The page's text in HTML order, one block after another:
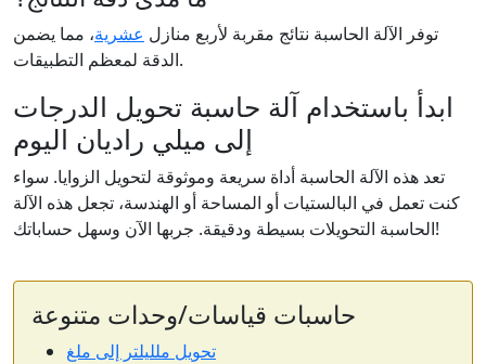
توفر الآلة الحاسبة نتائج مقربة لأربع منازل عشرية، مما يضمن
الدقة لمعظم التطبيقات.
ابدأ باستخدام آلة حاسبة تحويل الدرجات
إلى ميلي راديان اليوم
تعد هذه الآلة الحاسبة أداة سريعة وموثوقة لتحويل الزوايا. سواء
كنت تعمل في البالستيات أو المساحة أو الهندسة، تجعل هذه الآلة
الحاسبة التحويلات بسيطة ودقيقة. جربها الآن وسهل حساباتك!
حاسبات قياسات/وحدات متنوعة
تحويل ملليلتر إلى ملغ